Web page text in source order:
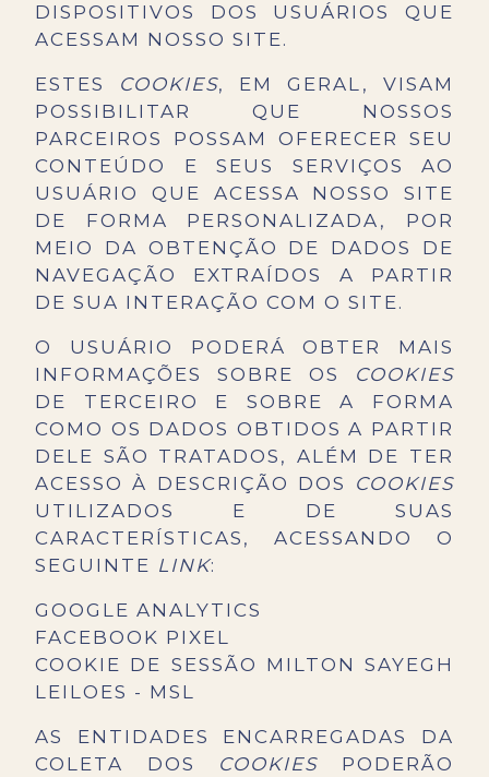
DISPOSITIVOS DOS USUÁRIOS QUE
ACESSAM NOSSO SITE.
ESTES COOKIES, EM GERAL, VISAM
POSSIBILITAR QUE NOSSOS
PARCEIROS POSSAM OFERECER SEU
CONTEÚDO E SEUS SERVIÇOS AO
USUÁRIO QUE ACESSA NOSSO SITE
DE FORMA PERSONALIZADA, POR
MEIO DA OBTENÇÃO DE DADOS DE
NAVEGAÇÃO EXTRAÍDOS A PARTIR
DE SUA INTERAÇÃO COM O SITE.
O USUÁRIO PODERÁ OBTER MAIS
INFORMAÇÕES SOBRE OS COOKIES
DE TERCEIRO E SOBRE A FORMA
COMO OS DADOS OBTIDOS A PARTIR
DELE SÃO TRATADOS, ALÉM DE TER
ACESSO À DESCRIÇÃO DOS COOKIES
UTILIZADOS E DE SUAS
CARACTERÍSTICAS, ACESSANDO O
SEGUINTE LINK:
GOOGLE ANALYTICS
FACEBOOK PIXEL
COOKIE DE SESSÃO MILTON SAYEGH
LEILOES - MSL
AS ENTIDADES ENCARREGADAS DA
COLETA DOS COOKIES PODERÃO